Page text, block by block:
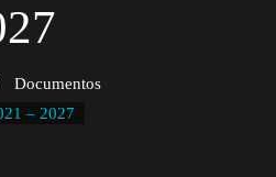
Documentos
– 2027